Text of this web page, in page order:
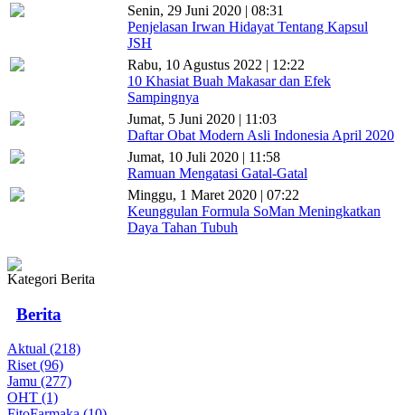
Senin, 29 Juni 2020 | 08:31
Penjelasan Irwan Hidayat Tentang Kapsul
JSH
Rabu, 10 Agustus 2022 | 12:22
10 Khasiat Buah Makasar dan Efek
Sampingnya
Jumat, 5 Juni 2020 | 11:03
Daftar Obat Modern Asli Indonesia April 2020
Jumat, 10 Juli 2020 | 11:58
Ramuan Mengatasi Gatal-Gatal
Minggu, 1 Maret 2020 | 07:22
Keunggulan Formula SoMan Meningkatkan
Daya Tahan Tubuh
Kategori Berita
Berita
Aktual (218)
Riset (96)
Jamu (277)
OHT (1)